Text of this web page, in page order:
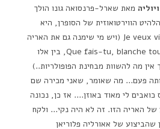
מאת שארל-פרנסואה גונו הולך
הווירטואוזית של הסופרן, היא
הוואלס של ג'ולייט או Je veux vivre (ויש מי שימנה גם את האריה
של המצו-סופרן Que fais-tu, blanche tourterelle, בין אלו
מה להשוות מבחינת הפופולריות..)
פעם… מה שאומר, שאני מכירה שם
כואבים לי מאוד באוזן…. אז כן, נכונה
של האריה הזו. זה לא היה נקי… ולקח
שהביצוע של אאורליה פלוריאן